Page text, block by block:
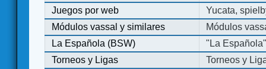
Juegos por web
Yucata,
Módulos vassal y similares
Módulos
La Española (BSW)
"La
Torneos y Ligas
Torneos y